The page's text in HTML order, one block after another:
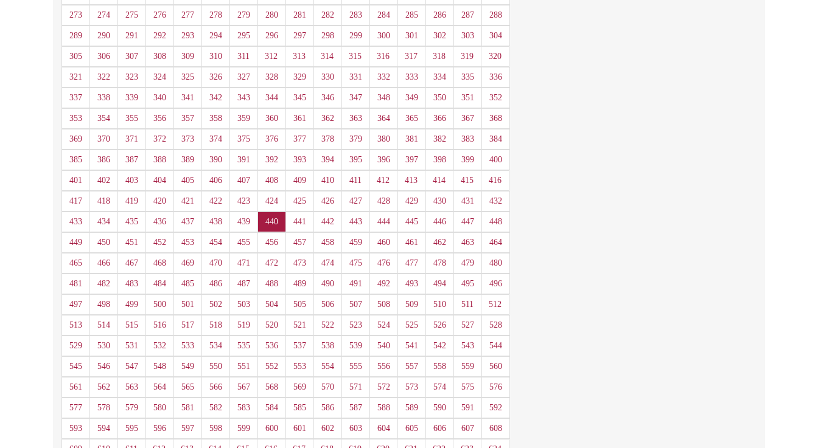
273 274 275 276 277 278 279 280 281 282 283 284 285 286 287 288
289 290 291 292 293 294 295 296 297 298 299 300 301 302 303 304
305 306 307 308 309 310 311 312 313 314 315 316 317 318 319 320
321 322 323 324 325 326 327 328 329 330 331 332 333 334 335 336
337 338 339 340 341 342 343 344 345 346 347 348 349 350 351 352
353 354 355 356 357 358 359 360 361 362 363 364 365 366 367 368
369 370 371 372 373 374 375 376 377 378 379 380 381 382 383 384
385 386 387 388 389 390 391 392 393 394 395 396 397 398 399 400
401 402 403 404 405 406 407 408 409 410 411 412 413 414 415 416
417 418 419 420 421 422 423 424 425 426 427 428 429 430 431 432
433 434 435 436 437 438 439 440 441 442 443 444 445 446 447 448
449 450 451 452 453 454 455 456 457 458 459 460 461 462 463 464
465 466 467 468 469 470 471 472 473 474 475 476 477 478 479 480
481 482 483 484 485 486 487 488 489 490 491 492 493 494 495 496
497 498 499 500 501 502 503 504 505 506 507 508 509 510 511 512
513 514 515 516 517 518 519 520 521 522 523 524 525 526 527 528
529 530 531 532 533 534 535 536 537 538 539 540 541 542 543 544
545 546 547 548 549 550 551 552 553 554 555 556 557 558 559 560
561 562 563 564 565 566 567 568 569 570 571 572 573 574 575 576
577 578 579 580 581 582 583 584 585 586 587 588 589 590 591 592
593 594 595 596 597 598 599 600 601 602 603 604 605 606 607 608